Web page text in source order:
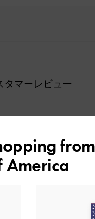
タマーレビュー
お聞かせください
from
America